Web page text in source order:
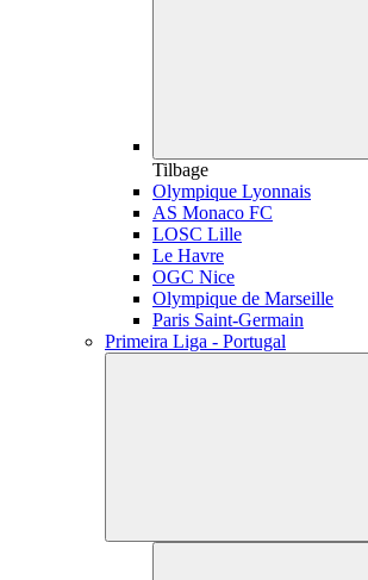
Tilbage
Olympique Lyonnais
AS Monaco FC
LOSC Lille
Le Havre
OGC Nice
Olympique de Marseille
Paris Saint-Germain
Primeira Liga - Portugal